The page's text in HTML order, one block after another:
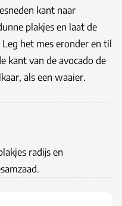
kant naar
plakjes en laat de
het mes eronder en til
kant van de avocado de
als een waaier.
radijs en